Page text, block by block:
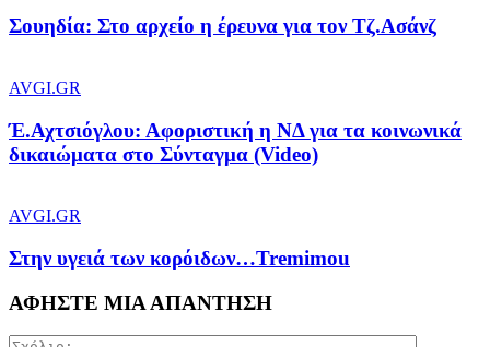
Σουηδία: Στο αρχείο η έρευνα για τον Τζ.Ασάνζ
AVGI.GR
Έ.Αχτσιόγλου: Αφοριστική η ΝΔ για τα κοινωνικά
δικαιώματα στο Σύνταγμα (Video)
AVGI.GR
Στην υγειά των κορόιδων…Tremimou
ΑΦΗΣΤΕ ΜΙΑ ΑΠΑΝΤΗΣΗ